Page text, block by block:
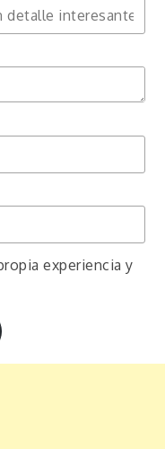
experiencia y